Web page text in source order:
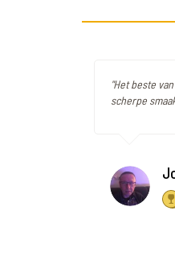
"Het beste
scherpe